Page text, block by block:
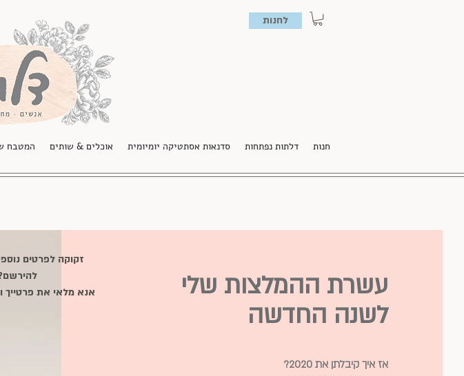
לחנות
חנות דלתות נפתחות סדנאות אסתטיקה יומיומית אוכלים & שותים המטבח
עשרת ההמלצות שלי
לשנה החדשה
אז איך קיבלתן את 2020?
זקוקה לפרטים
אנא מלאי את פרטייך